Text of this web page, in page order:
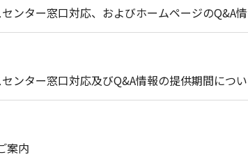
ンター窓口対応、およびホームページのQ&A
ンター窓口対応及びQ&A情報の提供期間につ
案内